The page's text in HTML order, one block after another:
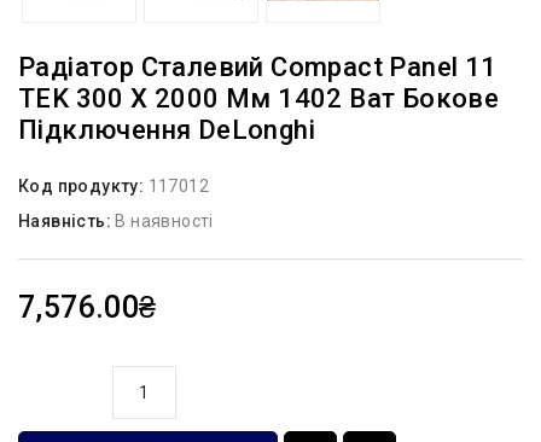
Радіатор Сталевий Compact Panel 11
TEK 300 X 2000 Мм 1402 Ват Бокове
Підключення DeLonghi
Код продукту: 117012
Наявність: В наявності
7,576.00₴